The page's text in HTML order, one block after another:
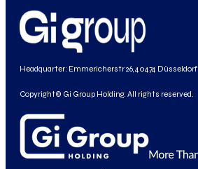
Headquarter: Emmericherstr 26, 40474 Düsseldorf
Copyright© Gi Group Holding. All rights reserved.